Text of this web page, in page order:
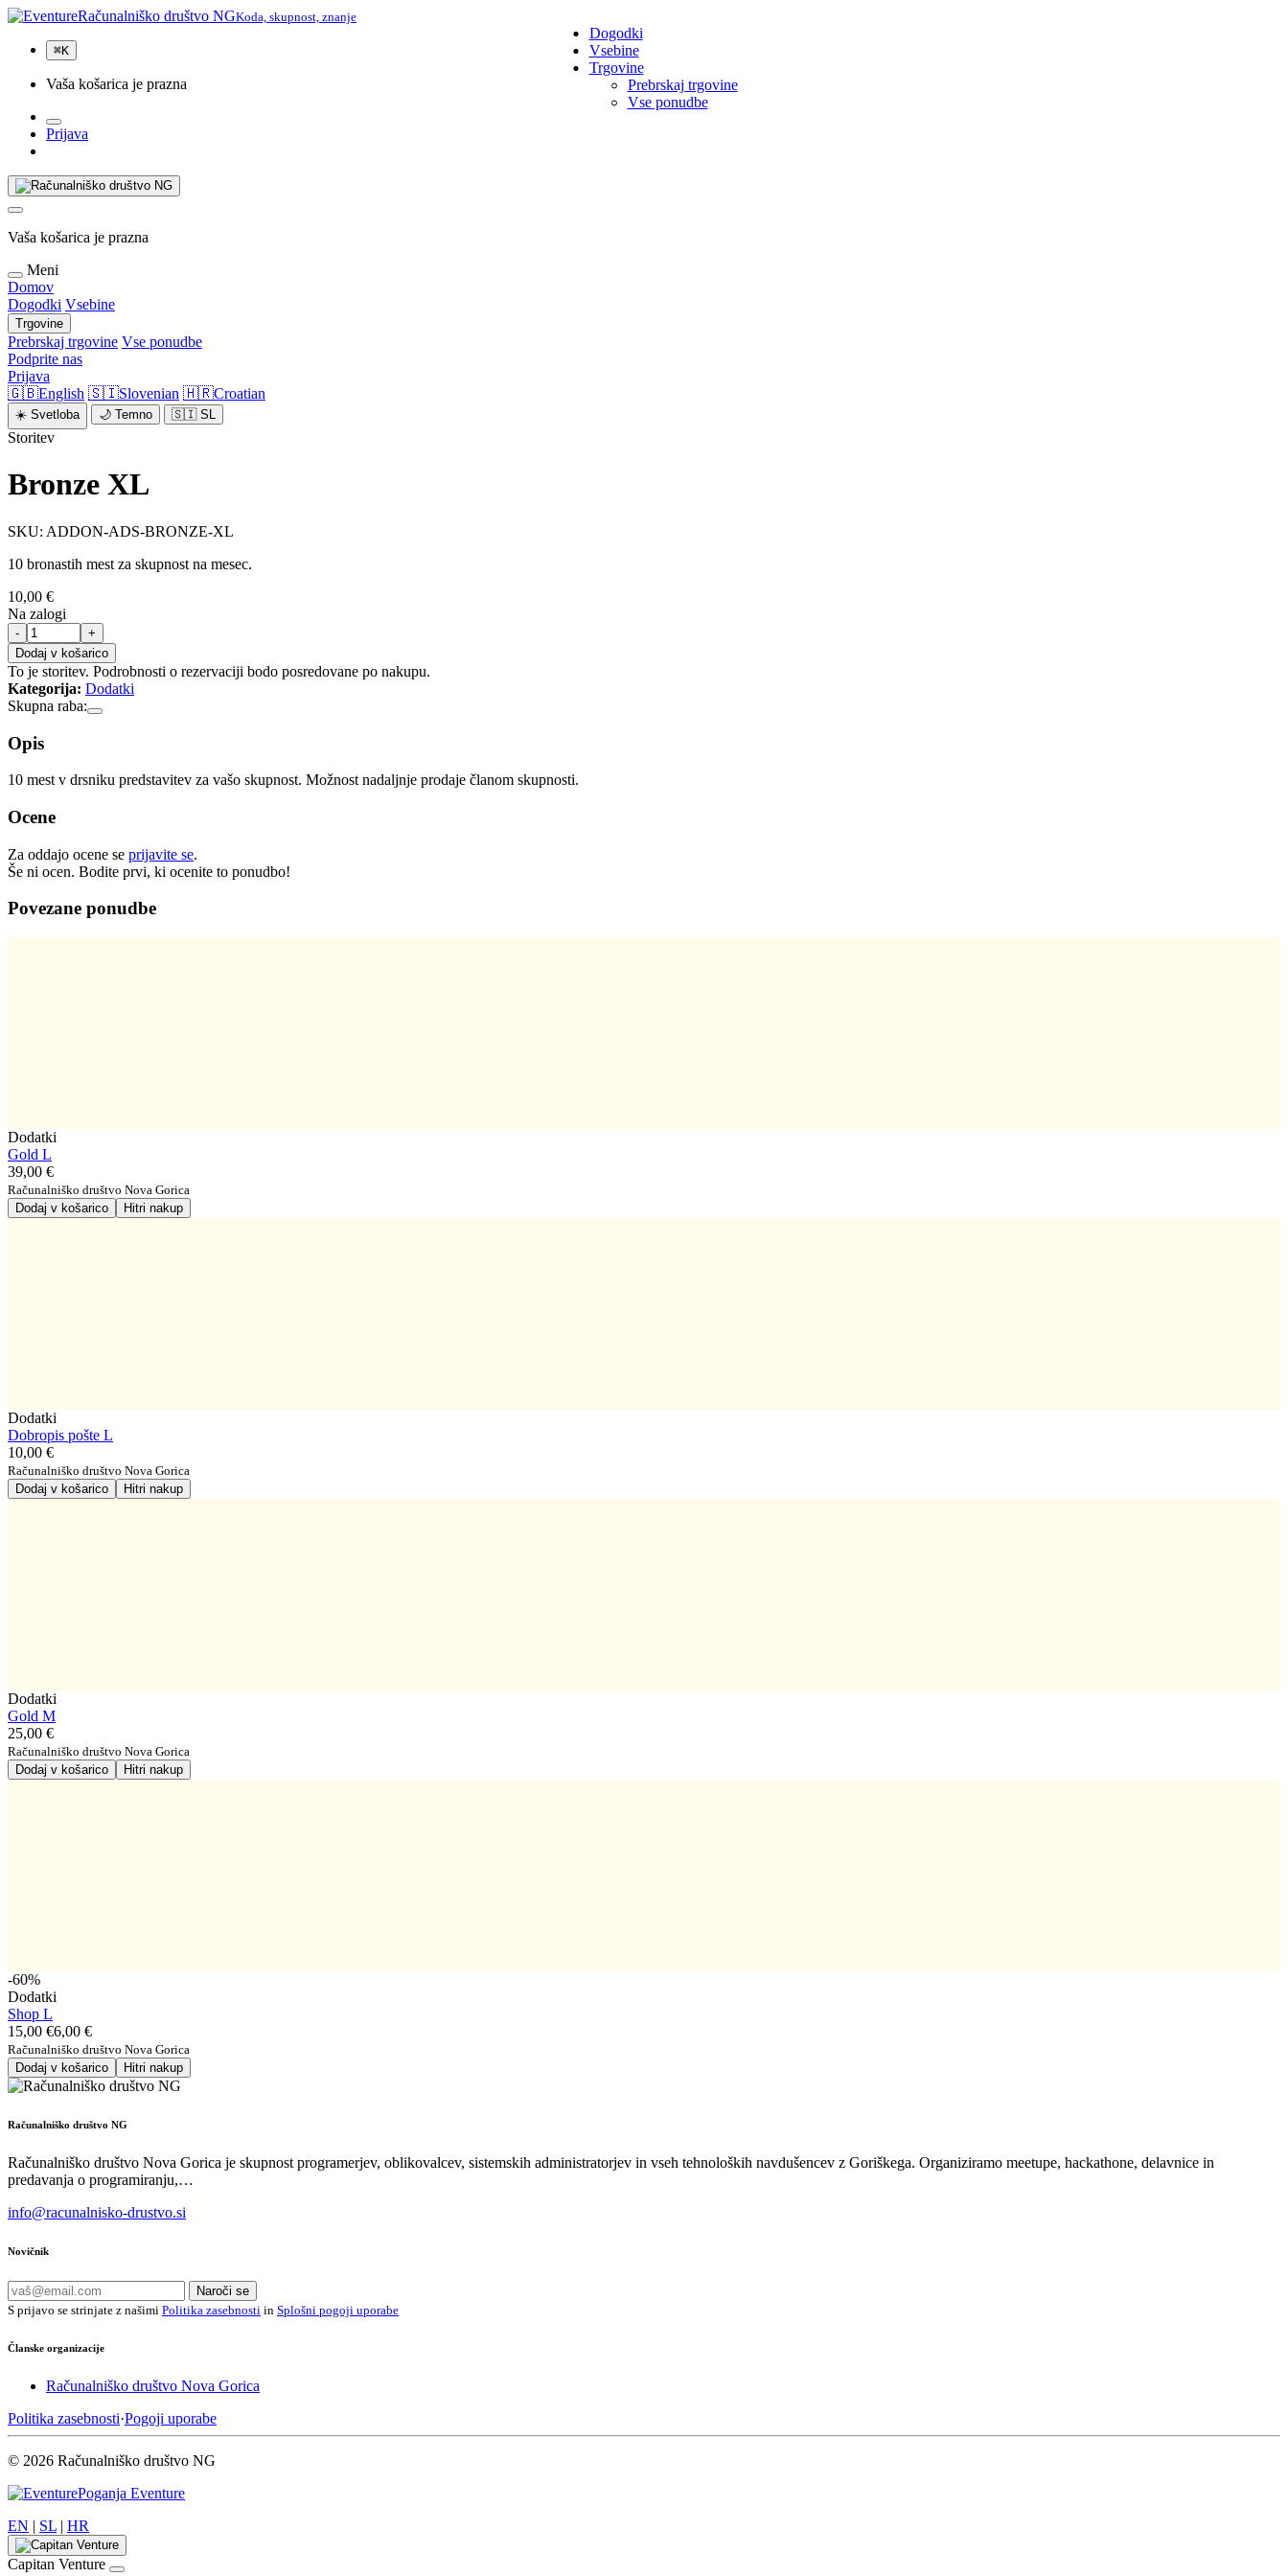
Računalniško društvo NGKoda, skupnost, znanje
Dogodki
Vsebine
Trgovine
Prebrskaj trgovine
Vse ponudbe
⌘K
Vaša košarica je prazna
Prijava
Vaša košarica je prazna
Meni
Domov
Dogodki Vsebine
Trgovine
Prebrskaj trgovine Vse ponudbe
Podprite nas
Prijava
🇬🇧English 🇸🇮Slovenian 🇭🇷Croatian
☀️ Svetloba 🌙 Temno 🇸🇮 SL
Storitev
Bronze XL
SKU: ADDON-ADS-BRONZE-XL
10 bronastih mest za skupnost na mesec.
10,00 €
Na zalogi
-
+
Dodaj v košarico
To je storitev. Podrobnosti o rezervaciji bodo posredovane po nakupu.
Kategorija: Dodatki
Skupna raba:
Opis
10 mest v drsniku predstavitev za vašo skupnost. Možnost nadaljnje prodaje članom skupnosti.
Ocene
Za oddajo ocene se prijavite se.
Še ni ocen. Bodite prvi, ki ocenite to ponudbo!
Povezane ponudbe
Dodatki
Gold L
39,00 €
Računalniško društvo Nova Gorica
Dodaj v košarico
Hitri nakup
Dodatki
Dobropis pošte L
10,00 €
Računalniško društvo Nova Gorica
Dodaj v košarico
Hitri nakup
Dodatki
Gold M
25,00 €
Računalniško društvo Nova Gorica
Dodaj v košarico
Hitri nakup
-60%
Dodatki
Shop L
15,00 €6,00 €
Računalniško društvo Nova Gorica
Dodaj v košarico
Hitri nakup
Računalniško društvo NG
Računalniško društvo Nova Gorica je skupnost programerjev, oblikovalcev, sistemskih administratorjev in vseh tehnoloških navdušencev z Goriškega. Organiziramo meetupe, hackathone, delavnice in
predavanja o programiranju,…
info@racunalnisko-drustvo.si
Novičnik
Naroči se
S prijavo se strinjate z našimi Politika zasebnosti in Splošni pogoji uporabe
Članske organizacije
Računalniško društvo Nova Gorica
Politika zasebnosti·Pogoji uporabe
© 2026 Računalniško društvo NG
Poganja Eventure
EN | SL | HR
Capitan Venture